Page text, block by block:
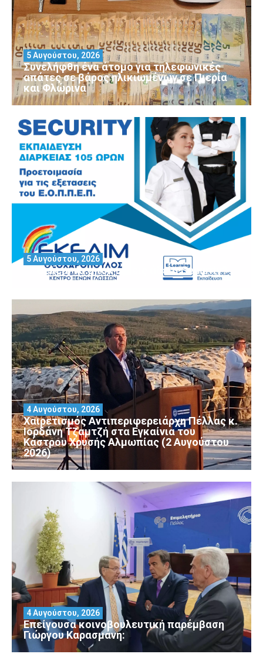
Συνελήφθη ένα άτομο για τηλεφωνικές
απάτες σε βάρος ηλικιωμένων σε Πιερία
και Φλώρινα
5 Αυγούστου, 2026
Θέλεις να αποκτήσεις άδεια Security?
5 Αυγούστου, 2026
Χαιρετισμός Αντιπεριφερειάρχη Πέλλας κ.
Ιορδάνη Τζαμτζή στα Εγκαίνια του
Κάστρου Χρυσής Αλμωπίας (2 Αυγούστου
2026)
4 Αυγούστου, 2026
Επείγουσα κοινοβουλευτική παρέμβαση
Γιώργου Καρασμάνη:
4 Αυγούστου, 2026